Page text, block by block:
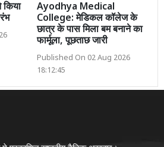
किया
Ayodhya Medical
College: मेडिकल कॉलेज के
छात्र के पास मिला बम बनाने का
फार्मूला, पूछताछ जारी
Published On 02 Aug 2026
18:12:45